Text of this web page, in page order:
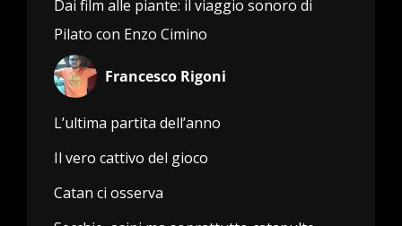
Dai film alle piante: il viaggio sonoro di
Pilato con Enzo Cimino
Francesco Rigoni
L’ultima partita dell’anno
Il vero cattivo del gioco
Catan ci osserva